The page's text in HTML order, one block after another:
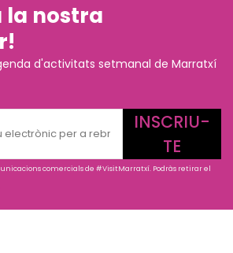
la nostra
d'activitats setmanal de Marratxí
INSCRIU-
TE
comercials de #VisitMarratxí. Podràs retirar el